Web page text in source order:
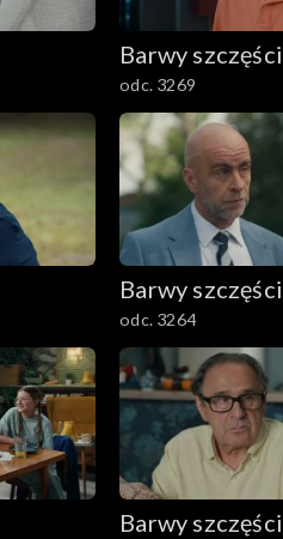
782–800
Barwy
odc. 3269
Barwy
odc. 3264
Barwy